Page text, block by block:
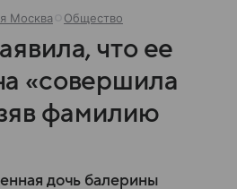
Москва Общество
что ее
«совершила
фамилию
дочь балерины